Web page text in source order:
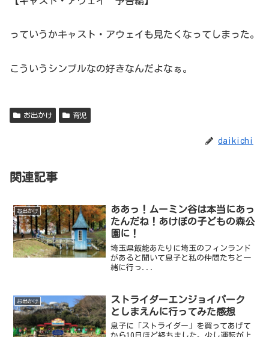
っていうかキャスト・アウェイも見たくなってしまった。
こういうシンプルなの好きなんだよなぁ。
お出かけ 育児
daikichi
関連記事
お出かけ
ああっ！ムーミン谷は本当にあっ
たんだね！あけぼの子どもの森公
園に！
埼玉県飯能あたりに埼玉のフィンランド
があると聞いて息子と私の仲間たちと一
緒に行っ...
お出かけ
ストライダーエンジョイパーク
としまえんに行ってみた感想
息子に「ストライダー」を買ってあげて